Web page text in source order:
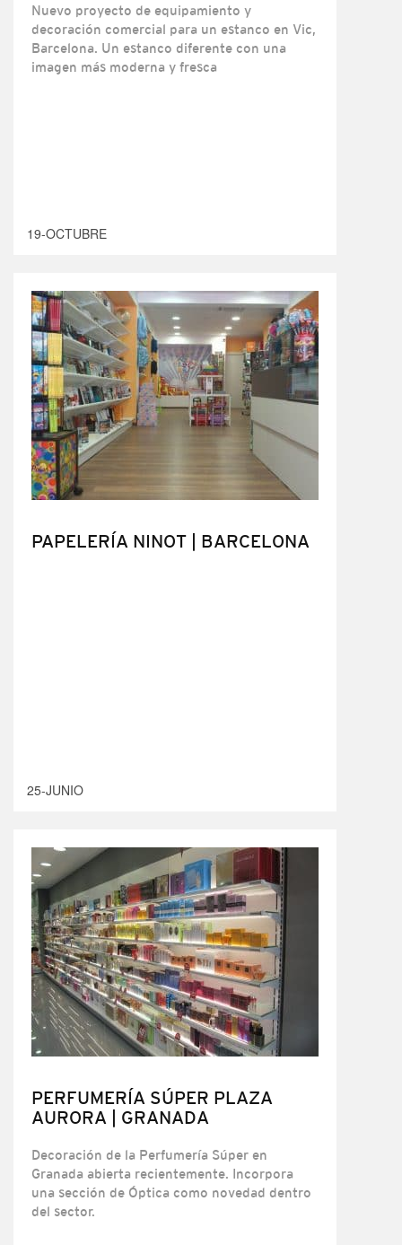
Nuevo proyecto de equipamiento y
decoración comercial para un estanco en Vic,
Barcelona. Un estanco diferente con una
imagen más moderna y fresca
19-OCTUBRE
PAPELERÍA NINOT | BARCELONA
25-JUNIO
PERFUMERÍA SÚPER PLAZA
AURORA | GRANADA
Decoración de la Perfumería Súper en
Granada abierta recientemente. Incorpora
una sección de Óptica como novedad dentro
del sector.